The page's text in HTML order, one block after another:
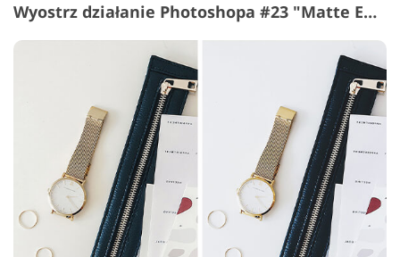
Wyostrz działanie Photoshopa #23 "Matte Effect"